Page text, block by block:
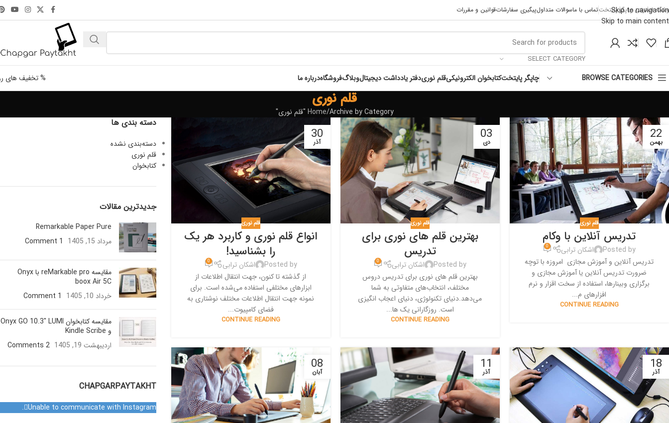
Skip to navigation
Skip to main content
اینترنتی چاپگر پایتختتماس با ماسوالات متداولپیگیری سفارشاتقوانین و مقررات
SELECT CATEGORY
BROWSE CATEGORIES چاپگر پایتختکتابخوان الکترونیکیقلم نوریدفتر یادداشت دیجیتالوبلاگفروشگاهدرباره ما % تخفیف های
قلم نوری
Home Archive by Category "قلم نوری"
22
بهمن
قلم نوری
تدریس آنلاین با وکام
Posted by اشکان ترابی 0
تدریس آنلاین و آموزش مجازی امروزه با توچه
ضرورت تدریس آنلاین یا آموزش مجازی و
برگزاری وبینارها، استفاده از سخت اقزار و نرم
افزارهای م...
CONTINUE READING
03
دی
قلم نوری
بهترین قلم های نوری برای
تدریس
Posted by اشکان ترابی 0
بهترین قلم های نوری برای تدریس دروس
مختلف، انتخاب‌های متفاوتی به شما
می‌دهد.دنیای تکنولوژی، دنیای اعجاب انگیزی
است. روزگارانی یک ها...
CONTINUE READING
30
آذر
قلم نوری
انواع قلم نوری و کاربرد هر یک
را بشناسید!
Posted by اشکان ترابی 0
از گذشته تا کنون، جهت انتقال اطلاعات از
ابزارهای مختلفی استفاده می‌شده است. برای
نمونه جهت انتقال اطلاعات مختلف نوشتاری به
فضای کامپیوت...
CONTINUE READING
18
آذر 11
آذر 08
آبان
دسته بندی ها
دسته‌بندی نشده
قلم نوری
کتابخوان
جدیدترین مقالات
Remarkable Paper Pure
مرداد 15, 1405
1 Comment
مقایسه reMarkable pro با Onyx
boox Air 5C
خرداد 10, 1405
1 Comment
مقایسه کتابخوان Onyx GO 10.3″ LUMI
و Kindle Scribe
اردیبهشت 19, 1405
2 Comments
CHAPGARPAYTAKHT
Unable to communicate with Instagram.